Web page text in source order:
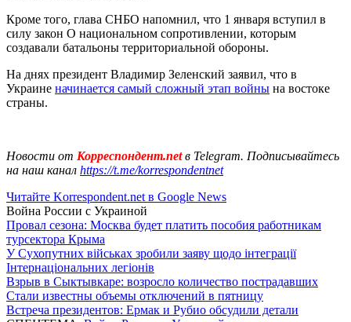
Кроме того, глава СНБО напомнил, что 1 января вступил в
силу закон О национальном сопротивлении, которым
создавали батальоны территориальной обороны.
На днях президент Владимир Зеленский заявил, что в
Украине начинается самый сложный этап войны на востоке
страны.
Новости от Корреспондент.netв Telegram. Подписывайтесь
на наш канал https://t.me/korrespondentnet
Читайте Korrespondent.net в Google News
Война России с Украиной
Провал сезона: Москва будет платить пособия работникам
турсектора Крыма
У Сухопутних військах зробили заяву щодо інтеграції
Інтернаціональних легіонів
Взрыв в Сыктывкаре: возросло количество пострадавших
Стали известны объемы отключений в пятницу
Встреча президентов: Ермак и Рубио обсудили детали